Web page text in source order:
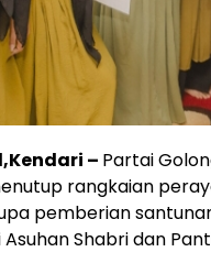
– Partai
rangkaian
pemberian
Shabri dan